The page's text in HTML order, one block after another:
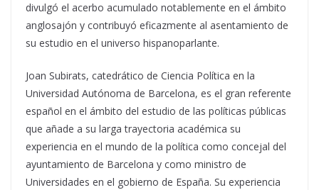
divulgó el acerbo acumulado notablemente en el ámbito
anglosajón y contribuyó eficazmente al asentamiento de
su estudio en el universo hispanoparlante.
Joan Subirats, catedrático de Ciencia Política en la
Universidad Autónoma de Barcelona, es el gran referente
español en el ámbito del estudio de las políticas públicas
que añade a su larga trayectoria académica su
experiencia en el mundo de la política como concejal del
ayuntamiento de Barcelona y como ministro de
Universidades en el gobierno de España. Su experiencia